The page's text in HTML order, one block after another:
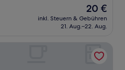
Der
Preis
beträgt
20 €
inkl. Steuern & Gebühren
21. Aug.–22. Aug.